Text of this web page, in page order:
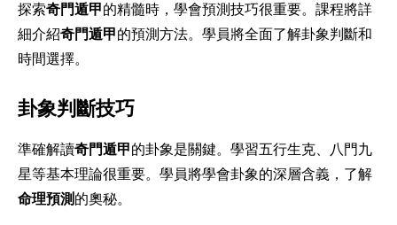
探索奇門遁甲的精髓時，學會預測技巧很重要。課程將詳
細介紹奇門遁甲的預測方法。學員將全面了解卦象判斷和
時間選擇。
卦象判斷技巧
準確解讀奇門遁甲的卦象是關鍵。學習五行生克、八門九
星等基本理論很重要。學員將學會卦象的深層含義，了解
命理預測 的奧秘。